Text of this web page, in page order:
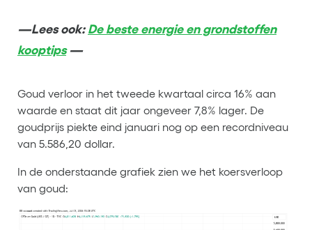
—Lees ook: De beste energie en grondstoffen
kooptips—
Goud verloor in het tweede kwartaal circa 16% aan
waarde en staat dit jaar ongeveer 7,8% lager. De
goudprijs piekte eind januari nog op een recordniveau
van 5.586,20 dollar.
In de onderstaande grafiek zien we het koersverloop
van goud: